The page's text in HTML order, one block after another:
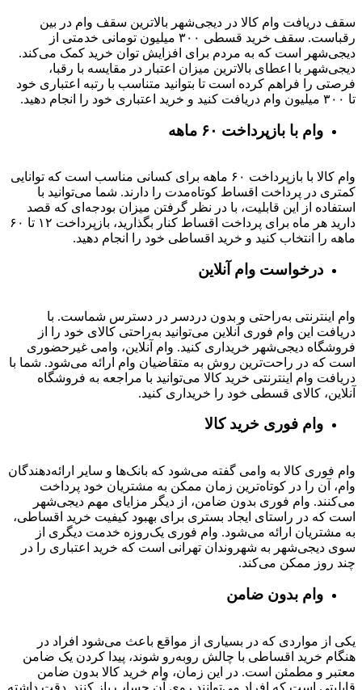
سقف دریافت وام کالا در دیجی‌شهر بالاترین سقف وام در بین
رقباست. سقف خرید قسطی ۳۰۰ میلیون تومانی خدمتی از
دیجی‌شهر است که به مردم برای افزایش توان خرید کمک می‌کند.
دیجی‌شهر با اعطای بالاترین میزان اعتبار در مقایسه با رقبا،
فرصتی را فراهم کرده است تا بتوانید متناسب با رتبه اعتباری خود
تا ۳۰۰ میلیون وام دریافت کنید و خرید اعتباری خود را انجام دهید.
وام با بازپرداخت ۶۰ ماهه
وام کالا با بازپرداخت ۶۰ ماهه برای کسانی مناسب است که توانایی
کمتری در پرداخت اقساط کوتاه‌مدت را دارند. شما می‌توانید با
استفاده از این قابلیت، با در نظر گرفتن میزان بودجه‌ای که قصد
دارید هر ماه برای پرداخت اقساط کنار بگذارید، بازپرداخت ۱۲ تا ۶۰
ماهه را انتخاب کنید و خرید اقساطی خود را انجام دهید.
درخواست وام آنلاین
وام اینترنتی به‌راحتی و بدون دردسر در دسترس شماست. با
دریافت این وام فوری آنلاین می‌توانید به‌راحتی کالای خود را از
فروشگاه دیجی‌شهر خریداری کنید. وام آنلاین، وامی غیرحضوری
است که در راحت‌ترین روش به متقاضیان وام ارائه می‌شود. شما با
دریافت وام اینترنتی خرید کالا می‌توانید با مراجعه به فروشگاه
آنلاین، کالای قسطی خود را خریداری کنید.
وام فوری خرید کالا
وام فوری کالا به وامی گفته می‌شود که بانک‌ها و سایر ارائه‌دهندگان
وام، آن را در کوتاه‌ترین زمان ممکن به مشتریان خود پرداخت
می‌کنند. وام فوری بدون ضامن، از دیگر مزایای مهم دیجی‌شهر
است که در راستای ایجاد بستری برای بهبود کیفیت خرید اقساطی،
به مشتریان ارائه می‌شود. وام فوری یک‌روزه خدمت دیگری از
سوی دیجی‌شهر به شهروندان تهرانی است که خرید اعتباری را در
چند روز ممکن می‌کند.
وام بدون ضامن
یکی از مواردی که در بسیاری از مواقع باعث می‌شود افراد در
هنگام خرید اقساطی با چالش روبه‌رو شوند، پیدا کردن یک ضامن
معتبر و مطمئن است. در این زمان، وام خرید کالا بدون ضامن
قابلیتی است که افراد می‌توانند روی آن حساب باز کنند. دقت داشته